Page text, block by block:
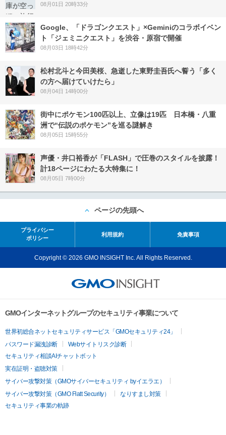
08月01日 20時33分
Google、「ドラゴンクエスト」×Geminiのコラボイベン
ト「ジェミニクエスト」を渋谷・原宿で開催
08月03日 18時42分
松村北斗と今田美桜、急逝した東野圭吾氏へ誓う「多く
の方へ届けていけたら」
08月04日 14時00分
街中にポケモン100匹以上、立像は19匹 日本橋・八重
洲で“伝説のポケモン”を巡る謎解き
08月05日 15時55分
声優・井口裕香が「FLASH」で圧巻のスタイルを披露！
計18ページにわたる大特集に！
08月05日 7時00分
ページの先頭へ
プライバシー
ポリシー
利用規約 免責事項
Copyright © 2026 GMO INSIGHT Inc. All Rights Reserved.
GMOインターネットグループのセキュリティ事業について
世界初総合ネットセキュリティサービス「GMOセキュリティ24」
パスワード漏洩診断
Webサイトリスク診断
セキュリティ相談AIチャットボット
実在証明・盗聴対策
サイバー攻撃対策（GMOサイバーセキュリティ byイエラエ）
サイバー攻撃対策（GMO Flatt Security）
なりすまし対策
セキュリティ事業の軌跡